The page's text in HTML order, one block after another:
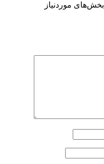
بخش‌های موردنیاز